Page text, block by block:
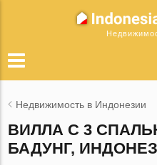
Недвижимость в Индонезии
ВИЛЛА С 3
БАДУНГ,